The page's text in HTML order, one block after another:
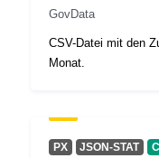
uriRef:
GovData
CSV-Datei mit den
Monat.
PX JSON-STAT